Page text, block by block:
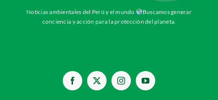
Noticias ambientales del Perú y el mundo
Buscamos generar
conciencia y acción para la protección del planeta.